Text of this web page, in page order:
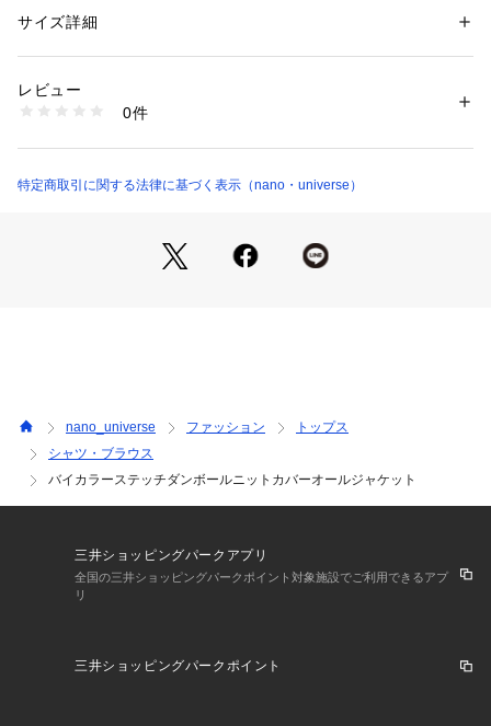
たカバーオール。
柔らかく、着心地の良い素材で一日中来ていてもストレスを感
じないアウターです。
・ボックスプリーツを施した大きめのフラップポケット
・ゆったりとしたリラックスシルエット
・ストレッチ性がありストレスフリー
■取扱方法
色物(特に濃色）と白物・淡色物は分けて洗ってください。濡
使用してください。ネットを使用してください。着用中の摩擦
や洗濯により、毛羽立ちや毛玉（ピル）が生じる事があります
ので、お取扱いにはご注意ください。
仕様やサイズが異なる場合がございます。
性別：メンズ
素材：ポリエステル 73% レーヨン 21% ポリウレタン 6%
洗濯：洗濯× 漂白× アイロン110℃ ドライ弱い タンブル乾燥× ウェット×
※詳しい洗濯方法については、商品の品質表示タグをご覧ください
6683220225 （ショップ）
サイズ詳細
レビュー
0件
特定商取引に関する法律に基づく表示（nano・universe）
nano_universe ファッション
トップス
シャツ・ブラウス
バイカラーステッチダンボールニットカバーオールジャケット
三井ショッピングパークアプリ
全国の三井ショッピングパークポイント対象施設でご利用できるアプ
リ
三井ショッピングパークポイント